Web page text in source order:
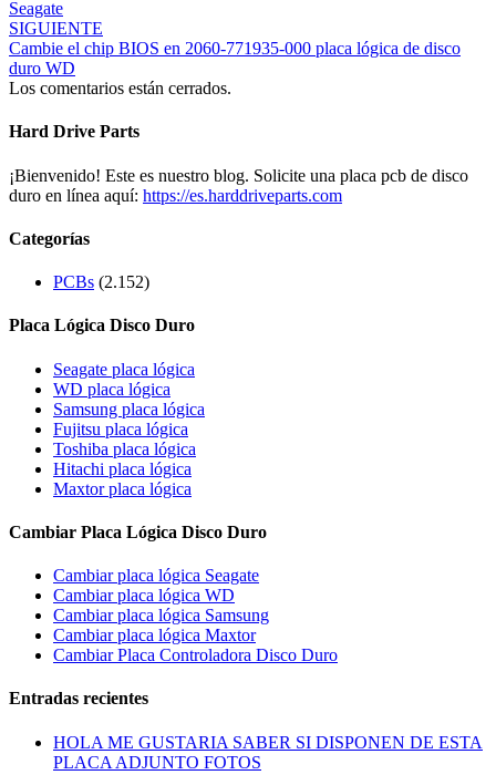
Seagate
SIGUIENTE
Cambie el chip BIOS en 2060-771935-000 placa lógica de disco
duro WD
Los comentarios están cerrados.
Hard Drive Parts
¡Bienvenido! Este es nuestro blog. Solicite una placa pcb de disco
duro en línea aquí: https://es.harddriveparts.com
Categorías
PCBs (2.152)
Placa Lógica Disco Duro
Seagate placa lógica
WD placa lógica
Samsung placa lógica
Fujitsu placa lógica
Toshiba placa lógica
Hitachi placa lógica
Maxtor placa lógica
Cambiar Placa Lógica Disco Duro
Cambiar placa lógica Seagate
Cambiar placa lógica WD
Cambiar placa lógica Samsung
Cambiar placa lógica Maxtor
Cambiar Placa Controladora Disco Duro
Entradas recientes
HOLA ME GUSTARIA SABER SI DISPONEN DE ESTA
PLACA ADJUNTO FOTOS